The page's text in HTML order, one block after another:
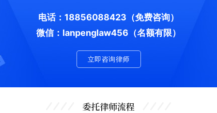
电话：18856088423 （免费咨询）
微信：lanpenglaw456（名额有限）
立即咨询律师
委托律师流程